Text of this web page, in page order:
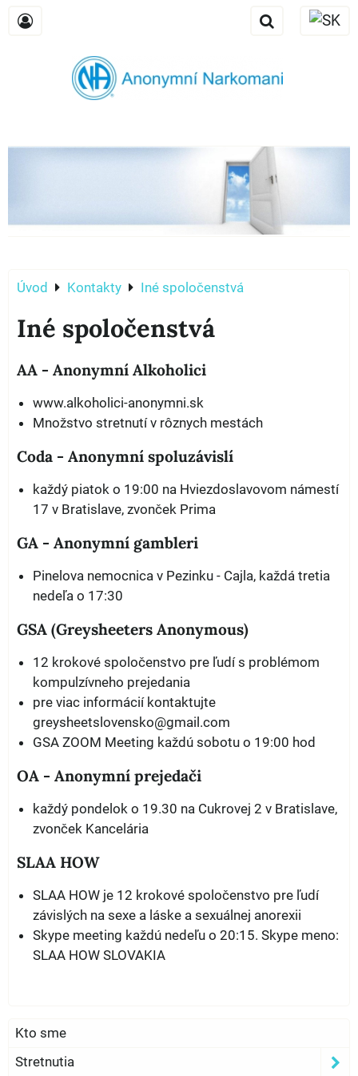
Úvod Kontakty Iné spoločenstvá
Iné spoločenstvá
AA - Anonymní Alkoholici
www.alkoholici-anonymni.sk
Množstvo stretnutí v rôznych mestách
Coda - Anonymní spoluzávislí
každý piatok o 19:00 na Hviezdoslavovom námestí
17 v Bratislave, zvonček Prima
GA - Anonymní gambleri
Pinelova nemocnica v Pezinku - Cajla, každá tretia
nedeľa o 17:30
GSA (Greysheeters Anonymous)
12 krokové spoločenstvo pre ľudí s problémom
kompulzívneho prejedania
pre viac informácií kontaktujte
greysheetslovensko@gmail.com
GSA ZOOM Meeting každú sobotu o 19:00 hod
OA - Anonymní prejedači
každý pondelok o 19.30 na Cukrovej 2 v Bratislave,
zvonček Kancelária
SLAA HOW
SLAA HOW je 12 krokové spoločenstvo pre ľudí
závislých na sexe a láske a sexuálnej anorexii
Skype meeting každú nedeľu o 20:15. Skype meno:
SLAA HOW SLOVAKIA
Kto sme
Stretnutia